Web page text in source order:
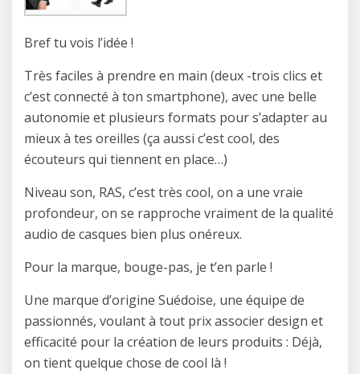
Bref tu vois l’idée !
Très faciles à prendre en main (deux -trois clics et
c’est connecté à ton smartphone), avec une belle
autonomie et plusieurs formats pour s’adapter au
mieux à tes oreilles (ça aussi c’est cool, des
écouteurs qui tiennent en place…)
Niveau son, RAS, c’est très cool, on a une vraie
profondeur, on se rapproche vraiment de la qualité
audio de casques bien plus onéreux.
Pour la marque, bouge-pas, je t’en parle !
Une marque d’origine Suédoise, une équipe de
passionnés, voulant à tout prix associer design et
efficacité pour la création de leurs produits : Déjà,
on tient quelque chose de cool là !